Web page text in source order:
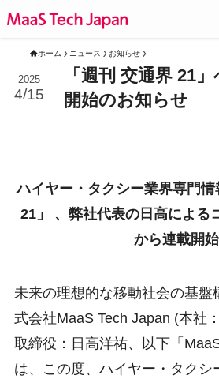
ホーム ニュース お知らせ
「週刊 交通界 21
開始のお知らせ
2025
4/15
ハイヤー・タクシー業界専門
21」 、弊社代表の日高による
から連載開始
未来の理想的な移動社会の基盤
式会社MaaS Tech Japan (本社
取締役：日高洋祐、以下「
は、この度、ハイヤー・タクシ